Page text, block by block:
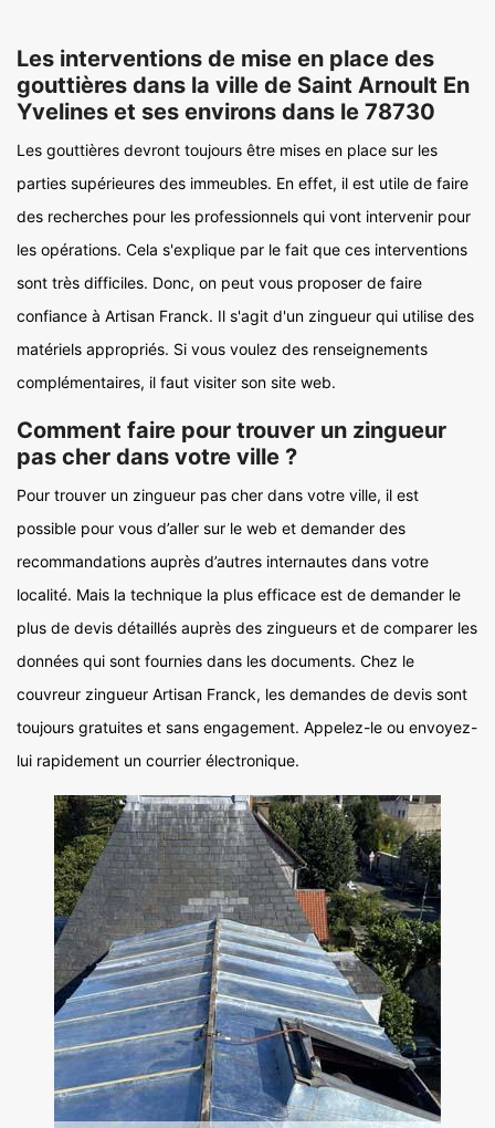
Les interventions de mise en place des
gouttières dans la ville de Saint Arnoult En
Yvelines et ses environs dans le 78730
Les gouttières devront toujours être mises en place sur les
parties supérieures des immeubles. En effet, il est utile de faire
des recherches pour les professionnels qui vont intervenir pour
les opérations. Cela s'explique par le fait que ces interventions
sont très difficiles. Donc, on peut vous proposer de faire
confiance à Artisan Franck. Il s'agit d'un zingueur qui utilise des
matériels appropriés. Si vous voulez des renseignements
complémentaires, il faut visiter son site web.
Comment faire pour trouver un zingueur
pas cher dans votre ville ?
Pour trouver un zingueur pas cher dans votre ville, il est
possible pour vous d’aller sur le web et demander des
recommandations auprès d’autres internautes dans votre
localité. Mais la technique la plus efficace est de demander le
plus de devis détaillés auprès des zingueurs et de comparer les
données qui sont fournies dans les documents. Chez le
couvreur zingueur Artisan Franck, les demandes de devis sont
toujours gratuites et sans engagement. Appelez-le ou envoyez-
lui rapidement un courrier électronique.